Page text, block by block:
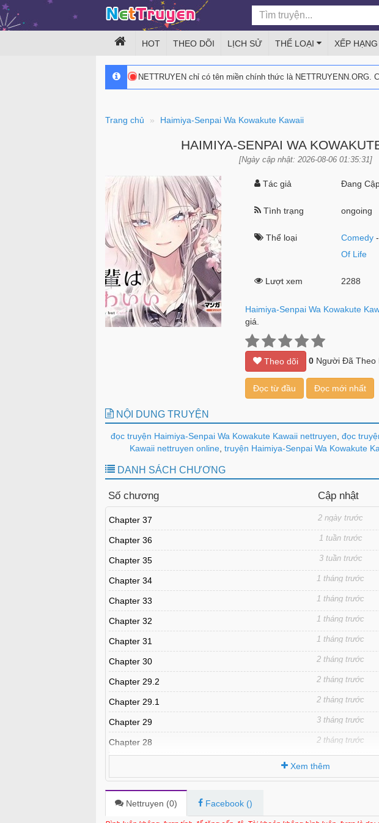
HOT THEO DÕI LỊCH SỬ THỂ LOẠI XẾP HẠNG
NETTRUYEN chỉ có tên miền chính thức là NETTRUYENN.ORG.
Trang chủ Haimiya-Senpai Wa Kowakute Kawaii
HAIMIYA-SENPAI WA
[Ngày cập nhật: 2026-08-06 01:35:31]
Tác giả Đang
Tình trạng ongoing
Thể loại Comedy -
Of Life
Lượt xem 2288
Haimiya-Senpai Wa Kowakute
giá.
Theo dõi 0Người Đã Theo
Đọc từ đầu Đọc mới nhất
NỘI DUNG TRUYỆN
đọc truyện Haimiya-Senpai Wa Kowakute Kawaii nettruyen đọc
Kawaii nettruyen online truyện Haimiya-Senpai Wa Kowakute
DANH SÁCH CHƯƠNG
Số chương Cập nhật
Chapter 37 2 ngày trước
Chapter 36 1 tuần trước
Chapter 35 3 tuần trước
Chapter 34 1 tháng trước
Chapter 33 1 tháng trước
Chapter 32 1 tháng trước
Chapter 31 1 tháng trước
Chapter 30 2 tháng trước
Chapter 29.2 2 tháng trước
Chapter 29.1 2 tháng trước
Chapter 29 3 tháng trước
Chapter 28 2 tháng trước
Chapter 26 3 tháng trước
Chapter 25
4 tháng trước
Xem thêm
Nettruyen (0) Facebook ()